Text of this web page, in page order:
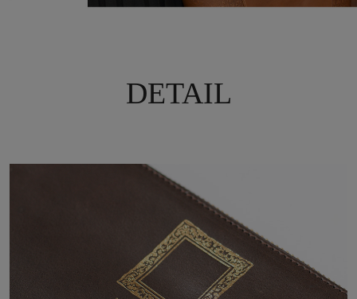
DETAIL